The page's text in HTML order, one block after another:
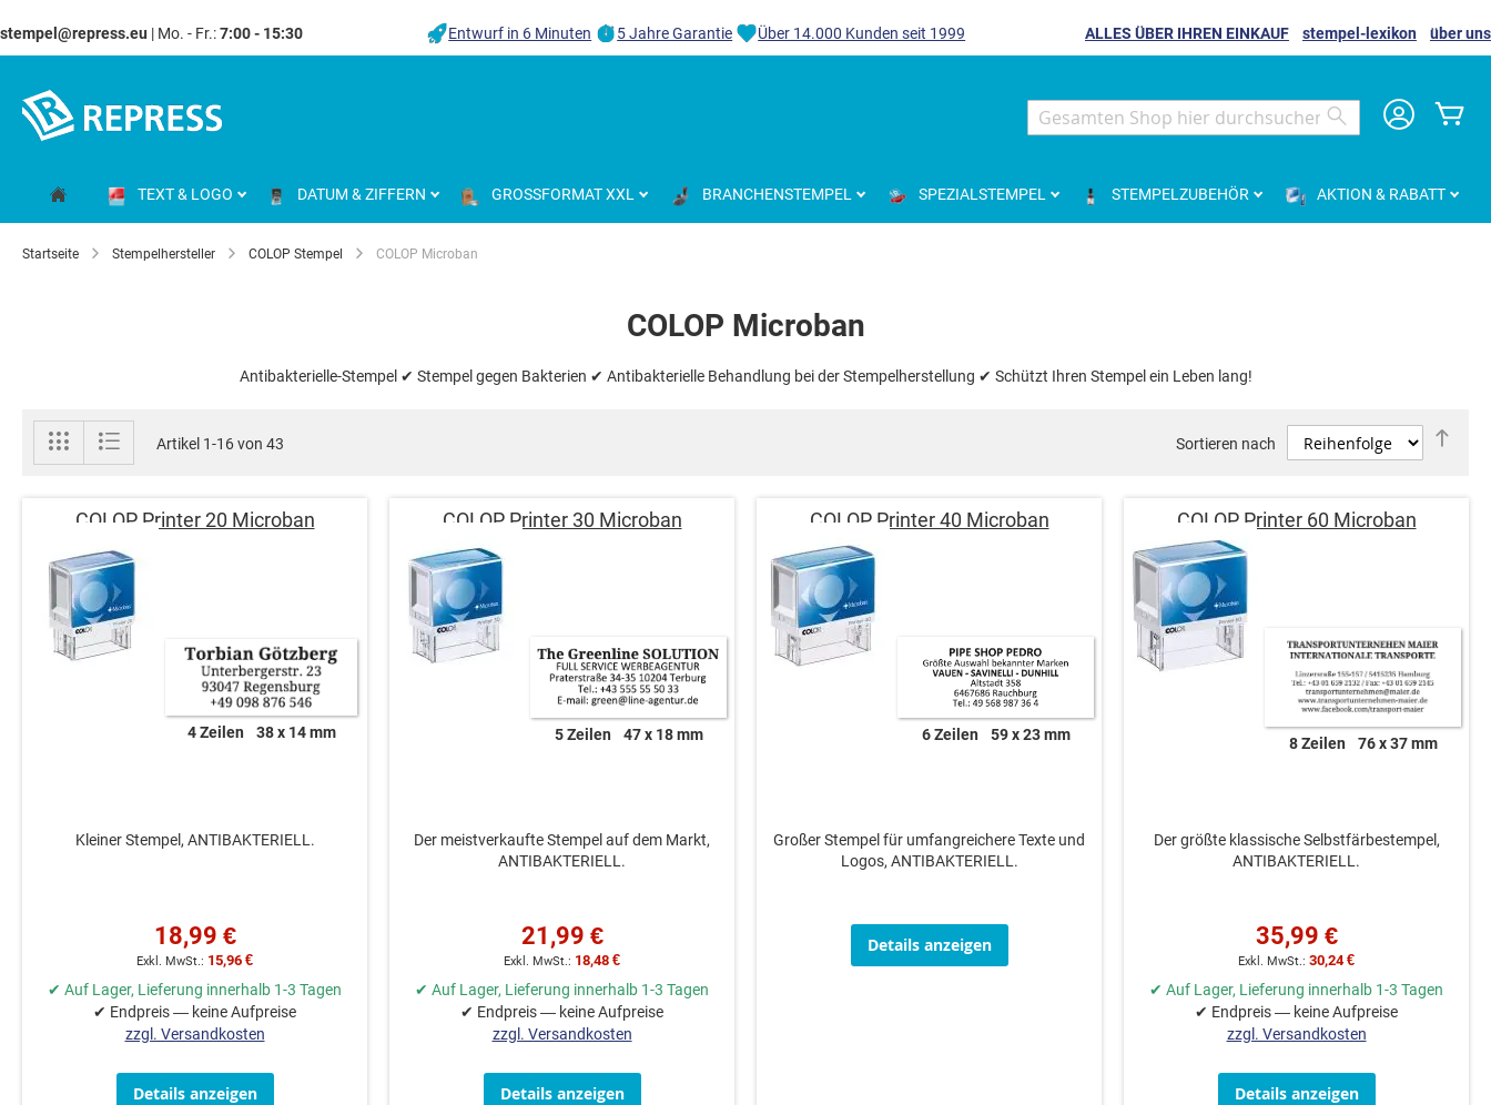
stempel@repress.eu | Mo. - Fr.:7:00 - 15:30 Entwurf in 6 Minuten 5 Jahre Garantie Über 14.000 Kunden seit 1999 ALLES ÜBER IHREN EINKAUF stempel-lexikon
über uns
springen
Search
TEXT & LOGO DATUM & ZIFFERN GROSSFORMAT XXL BRANCHENSTEMPEL SPEZIALSTEMPEL STEMPELZUBEHÖR AKTION & RABATT
Startseite Stempelhersteller COLOP Stempel COLOP Microban
COLOP Microban
Antibakterielle-Stempel ✔ Stempel gegen Bakterien ✔ Antibakterielle Behandlung bei der Stempelherstellung ✔ Schützt Ihren Stempel ein Leben lang!
Anzeigen
als
Liste Artikel 1-16von 43 Sortieren nach
COLOP Printer 20 Microban
4 Zeilen 38 x 14 mm
Kleiner Stempel, ANTIBAKTERIELL.
18,99 €
15,96 €
✔ Auf Lager, Lieferung innerhalb 1-3 Tagen
✔ Endpreis — keine Aufpreise
zzgl. Versandkosten
Details anzeigen
COLOP Printer 30 Microban
5 Zeilen 47 x 18 mm
Der meistverkaufte Stempel auf dem Markt,
ANTIBAKTERIELL.
21,99 €
18,48 €
✔ Auf Lager, Lieferung innerhalb 1-3 Tagen
✔ Endpreis — keine Aufpreise
zzgl. Versandkosten
Details anzeigen
COLOP Printer 40 Microban
6 Zeilen 59 x 23 mm
Großer Stempel für umfangreichere Texte und
Logos, ANTIBAKTERIELL.
Details anzeigen
COLOP Printer 60 Microban
8 Zeilen 76 x 37 mm
Der größte klassische Selbstfärbestempel,
ANTIBAKTERIELL.
35,99 €
30,24 €
✔ Auf Lager, Lieferung innerhalb 1-3 Tagen
✔ Endpreis — keine Aufpreise
zzgl. Versandkosten
Details anzeigen